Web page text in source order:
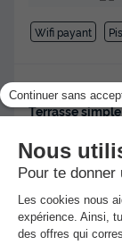
Wifi payant
MOBILHOME 4
Terrasse